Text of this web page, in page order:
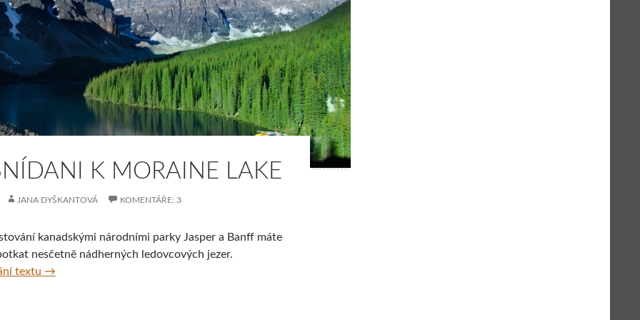
K MORAINE LAKE
JANA DYŠKANTOVÁ KOMENTÁŘE: 3
kanadskými národními parky Jasper a Banff máte
nesčetně nádherných ledovcových jezer.
textu Na snídani k Moraine Lake
→